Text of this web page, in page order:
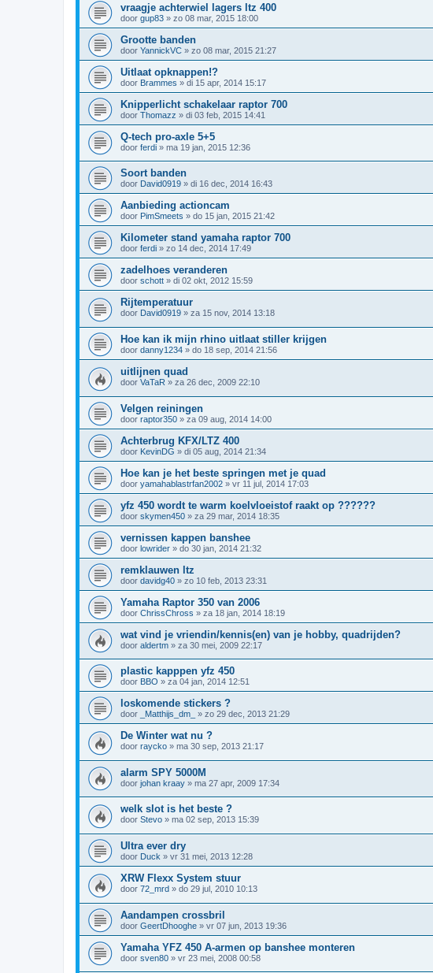
vraagje achterwiel lagers ltz 400
door gup83 » zo 08 mar, 2015 18:00
Grootte banden
door YannickVC » zo 08 mar, 2015 21:27
Uitlaat opknappen!?
door Brammes » di 15 apr, 2014 15:17
Knipperlicht schakelaar raptor 700
door Thomazz » di 03 feb, 2015 14:41
Q-tech pro-axle 5+5
door ferdi » ma 19 jan, 2015 12:36
Soort banden
door David0919 » di 16 dec, 2014 16:43
Aanbieding actioncam
door PimSmeets » do 15 jan, 2015 21:42
Kilometer stand yamaha raptor 700
door ferdi » zo 14 dec, 2014 17:49
zadelhoes veranderen
door schott » di 02 okt, 2012 15:59
Rijtemperatuur
door David0919 » za 15 nov, 2014 13:18
Hoe kan ik mijn rhino uitlaat stiller krijgen
door danny1234 » do 18 sep, 2014 21:56
uitlijnen quad
door VaTaR » za 26 dec, 2009 22:10
Velgen reiningen
door raptor350 » za 09 aug, 2014 14:00
Achterbrug KFX/LTZ 400
door KevinDG » di 05 aug, 2014 21:34
Hoe kan je het beste springen met je quad
door yamahablastrfan2002 » vr 11 jul, 2014 17:03
yfz 450 wordt te warm koelvloeistof raakt op ??????
door skymen450 » za 29 mar, 2014 18:35
vernissen kappen banshee
door lowrider » do 30 jan, 2014 21:32
remklauwen ltz
door davidg40 » zo 10 feb, 2013 23:31
Yamaha Raptor 350 van 2006
door ChrissChross » za 18 jan, 2014 18:19
wat vind je vriendin/kennis(en) van je hobby, quadrijden?
door aldertm » za 30 mei, 2009 22:17
plastic kapppen yfz 450
door BBO » za 04 jan, 2014 12:51
loskomende stickers ?
door _Matthijs_dm_ » zo 29 dec, 2013 21:29
De Winter wat nu ?
door raycko » ma 30 sep, 2013 21:17
alarm SPY 5000M
door johan kraay » ma 27 apr, 2009 17:34
welk slot is het beste ?
door Stevo » ma 02 sep, 2013 15:39
Ultra ever dry
door Duck » vr 31 mei, 2013 12:28
XRW Flexx System stuur
door 72_mrd » do 29 jul, 2010 10:13
Aandampen crossbril
door GeertDhooghe » vr 07 jun, 2013 19:36
Yamaha YFZ 450 A-armen op banshee monteren
door sven80 » vr 23 mei, 2008 00:58